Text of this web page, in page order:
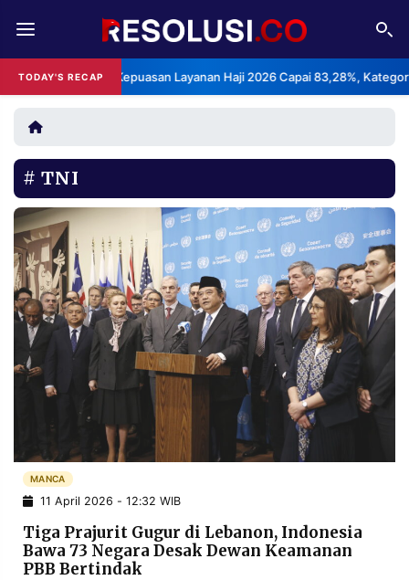
TODAY'S RECAP
Indeks Kepuasan Layanan Haji 2026 Capai 83,28%, Kategori Sangat
REDAKSI TENTANG
RESOLUSI IKLAN
RUBRIKASI
EDITORIAL AKSARA
FINANSIA PERSONA
DAERAH NASIONAL
MANCA SPORT
INFORMASI
POLICY
BERITA
WARGA
INFORMASI
IKLAN
KIRIM
PENGADUAN TERM
SERVICE
TNI
MANCA
11 April 2026 - 12:32 WIB
Tiga Prajurit Gugur di Lebanon, Indonesia
Bawa 73 Negara Desak Dewan Keamanan
PBB Bertindak